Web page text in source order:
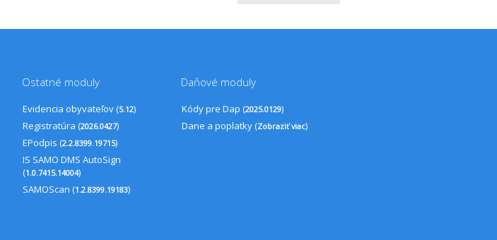
Ostatné moduly
Evidencia obyvateľov (5.12)
Registratúra (2026.0427)
EPodpis (2.2.8399.19715)
IS SAMO DMS AutoSign
(1.0.7415.14004)
SAMOScan (1.2.8399.19183)
Daňové moduly
Kódy pre Dap (2025.0129)
Dane a poplatky (Zobraziť viac)